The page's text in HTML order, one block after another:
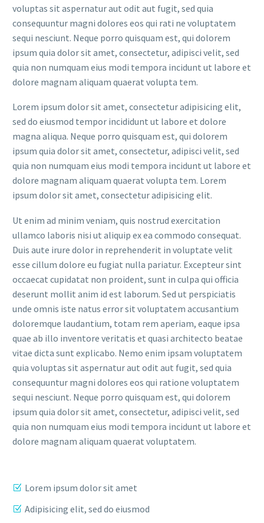
voluptas sit aspernatur aut odit aut fugit, sed quia
consequuntur magni dolores eos qui rati ne voluptatem
sequi nesciunt. Neque porro quisquam est, qui dolorem
ipsum quia dolor sit amet, consectetur, adipisci velit, sed
quia non numquam eius modi tempora incidunt ut labore et
dolore magnam aliquam quaerat volupta tem.
Lorem ipsum dolor sit amet, consectetur adipisicing elit,
sed do eiusmod tempor incididunt ut labore et dolore
magna aliqua. Neque porro quisquam est, qui dolorem
ipsum quia dolor sit amet, consectetur, adipisci velit, sed
quia non numquam eius modi tempora incidunt ut labore et
dolore magnam aliquam quaerat volupta tem. Lorem
ipsum dolor sit amet, consectetur adipisicing elit.
Ut enim ad minim veniam, quis nostrud exercitation
ullamco laboris nisi ut aliquip ex ea commodo consequat.
Duis aute irure dolor in reprehenderit in voluptate velit
esse cillum dolore eu fugiat nulla pariatur. Excepteur sint
occaecat cupidatat non proident, sunt in culpa qui officia
deserunt mollit anim id est laborum. Sed ut perspiciatis
unde omnis iste natus error sit voluptatem accusantium
doloremque laudantium, totam rem aperiam, eaque ipsa
quae ab illo inventore veritatis et quasi architecto beatae
vitae dicta sunt explicabo. Nemo enim ipsam voluptatem
quia voluptas sit aspernatur aut odit aut fugit, sed quia
consequuntur magni dolores eos qui ratione voluptatem
sequi nesciunt. Neque porro quisquam est, qui dolorem
ipsum quia dolor sit amet, consectetur, adipisci velit, sed
quia non numquam eius modi tempora incidunt ut labore et
dolore magnam aliquam quaerat voluptatem.
Lorem ipsum dolor sit amet
Adipisicing elit, sed do eiusmod